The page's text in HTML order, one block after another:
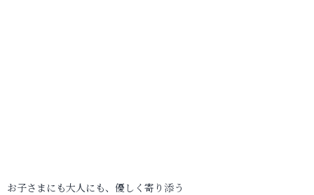
お子さまにも大人にも、優しく寄り添う